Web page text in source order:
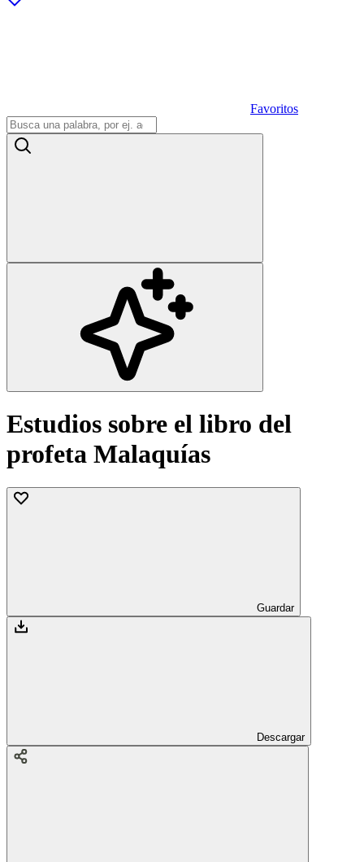
Favoritos
Estudios sobre el libro del
profeta Malaquías
Guardar
Descargar